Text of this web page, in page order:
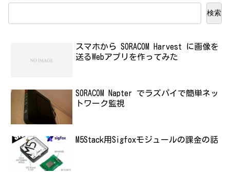
検索
スマホから SORACOM Harvest に画像を
送るWebアプリを作ってみた
SORACOM Napter でラズパイで簡単ネッ
トワーク監視
M5Stack用Sigfoxモジュールの課金の話